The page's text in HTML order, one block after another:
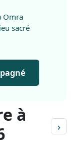
Omra
sacré
à
›